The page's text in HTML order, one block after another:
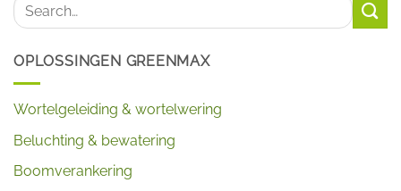
OPLOSSINGEN GREENMAX
Wortelgeleiding & wortelwering
Beluchting & bewatering
Boomverankering